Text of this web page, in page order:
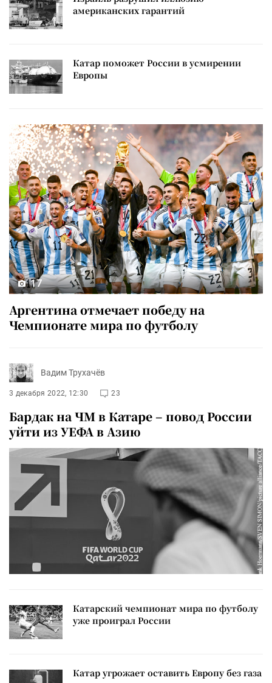
американских гарантий
Катар поможет России в усмирении
Европы
17
Аргентина отмечает победу на
Чемпионате мира по футболу
Вадим Трухачёв
3 декабря 2022, 12:30 23
Бардак на ЧМ в Катаре – повод России
уйти из УЕФА в Азию
Катарский чемпионат мира по футболу
уже проиграл России
Катар угрожает оставить Европу без газа